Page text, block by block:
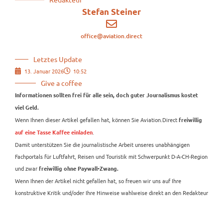
Stefan Steiner
office@aviation.direct
Letztes Update
13. Januar 2026 10:52
Give a coffee
Informationen sollten frei für alle sein, doch guter Journalismus kostet
viel Geld.
Wenn Ihnen dieser Artikel gefallen hat, können Sie Aviation.Direct freiwillig
auf eine Tasse Kaffee einladen.
Damit unterstützen Sie die journalistische Arbeit unseres unabhängigen
Fachportals für Luftfahrt, Reisen und Touristik mit Schwerpunkt D-A-CH-Region
und zwar freiwillig ohne Paywall-Zwang.
Wenn Ihnen der Artikel nicht gefallen hat, so freuen wir uns auf Ihre
konstruktive Kritik und/oder Ihre Hinweise wahlweise direkt an den Redakteur